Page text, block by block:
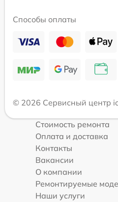
Способы оплаты
© 2026 Сервисный центр
Стоимость ремонта
Оплата и доставка
Контакты
Вакансии
О компании
Ремонтируемые
Наши услуги